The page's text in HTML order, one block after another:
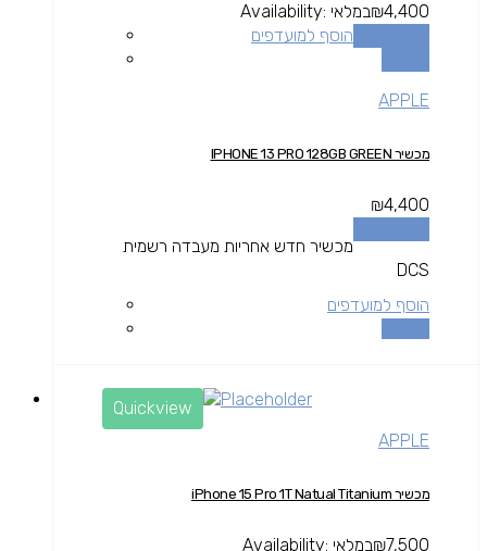
₪4,400
Availability: במלאי
הוסף למועדפים
APPLE
מכשיר IPHONE 13 PRO 128GB GREEN
₪4,400
מכשיר חדש אחריות מעבדה רשמית
DCS
הוסף למועדפים
Quickview
APPLE
מכשיר iPhone 15 Pro 1T Natual Titanium
₪7,500
Availability: במלאי